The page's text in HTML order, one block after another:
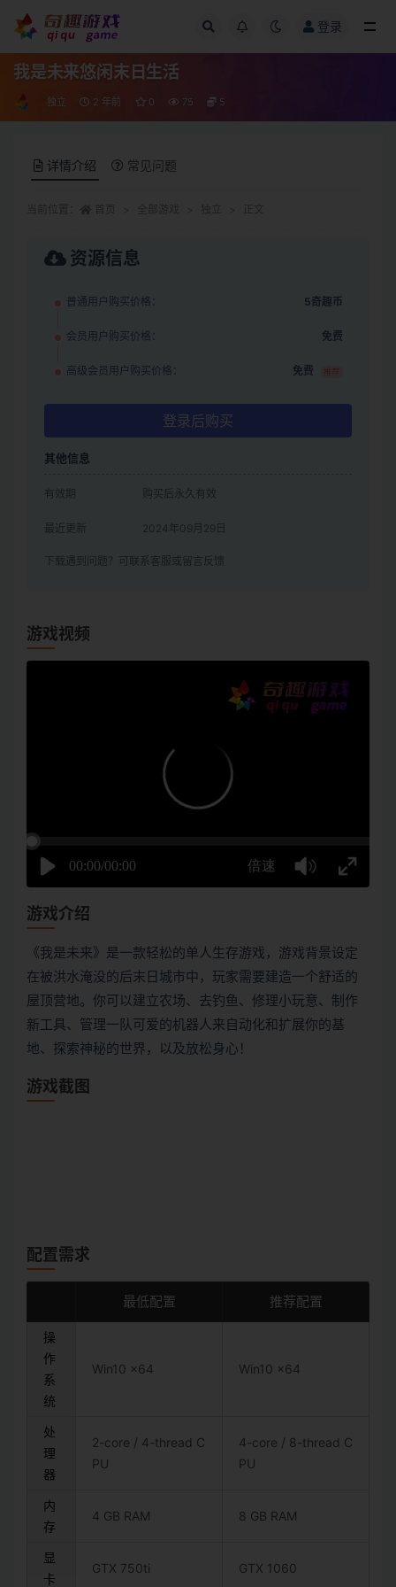
登录
我是未来悠闲末日生活
独立 2 年前 0 75 5
详情介绍 常见问题
资源信息
普通用户购买价格： 5奇趣币
会员用户购买价格： 免费
高级会员用户购买价格： 免费 推荐
登录后购买
其他信息
有效期 购买后永久有效
最近更新 2024年09月29日
下载遇到问题？可联系客服或留言反馈
游戏视频
游戏介绍
《我是未来》是一款轻松的单人生存游戏，游戏背景设定
在被洪水淹没的后末日城市中，玩家需要建造一个舒适的
屋顶营地。你可以建立农场、去钓鱼、修理小玩意、制作
新工具、管理一队可爱的机器人来自动化和扩展你的基
地、探索神秘的世界，以及放松身心！
游戏截图
配置需求
最低配置 推荐配置
操
作
系
统
Win10 x64 Win10 x64
处
理
器
2-core / 4-thread C
PU
4-core / 8-thread C
PU
内
存
4 GB RAM 8 GB RAM
显
卡
GTX 750ti GTX 1060